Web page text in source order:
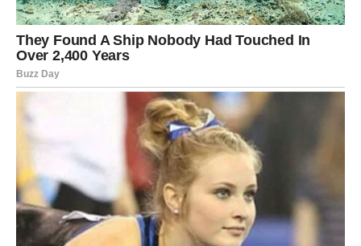
460.000 evra, dok su ostala dva stana namenjena njihovim
sinovima i koštaju po 290.000 evra. Slađa je istakla da je
kupovina stana za sina bio poklon za venčanje, što pokazuje
koliko im je važna porodica. Ova investicija nije samo
finansijska odluka, već duboka emotivna odluka koja odražava
njihove zajedničke vrednosti i posvećenost jedni drugima. U
svetu gde se često naglašava materijalno, Đanijeva
posvećenost porodici ostaje na prvom mestu.
Luksuzni Stil Života
Đani je poznat ne samo po svojoj muzici, već i po svom